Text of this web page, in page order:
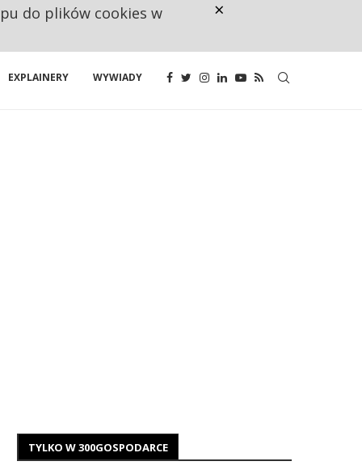
EXPLAINERY WYWIADY
TYLKO W 300GOSPODARCE
do plików cookies w ×